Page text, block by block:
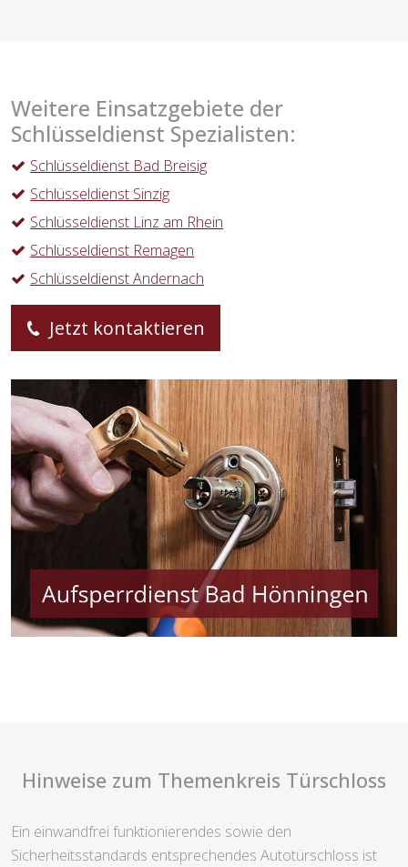
Weitere Einsatzgebiete der
Schlüsseldienst Spezialisten:
Schlüsseldienst Bad Breisig
Schlüsseldienst Sinzig
Schlüsseldienst Linz am Rhein
Schlüsseldienst Remagen
Schlüsseldienst Andernach
Jetzt kontaktieren
Hinweise zum Themenkreis Türschloss
Ein einwandfrei funktionierendes sowie den
Sicherheitsstandards entsprechendes Autotürschloss ist